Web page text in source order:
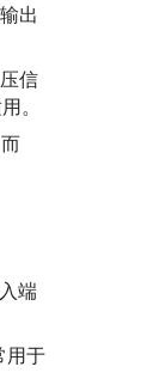
出
信
。
端
用于